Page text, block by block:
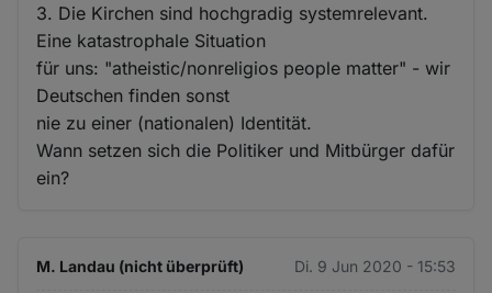
3. Die Kirchen sind hochgradig systemrelevant.
Eine katastrophale Situation
für uns: "atheistic/nonreligios people matter" - wir
Deutschen finden sonst
nie zu einer (nationalen) Identität.
Wann setzen sich die Politiker und Mitbürger dafür
ein?
M. Landau (nicht überprüft) Di. 9 Jun 2020 - 15:53